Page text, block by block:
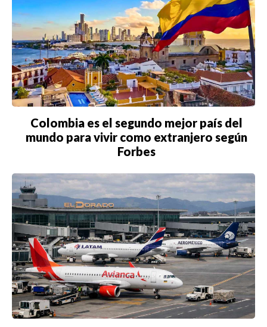
Colombia es el segundo mejor país del
mundo para vivir como extranjero según
Forbes